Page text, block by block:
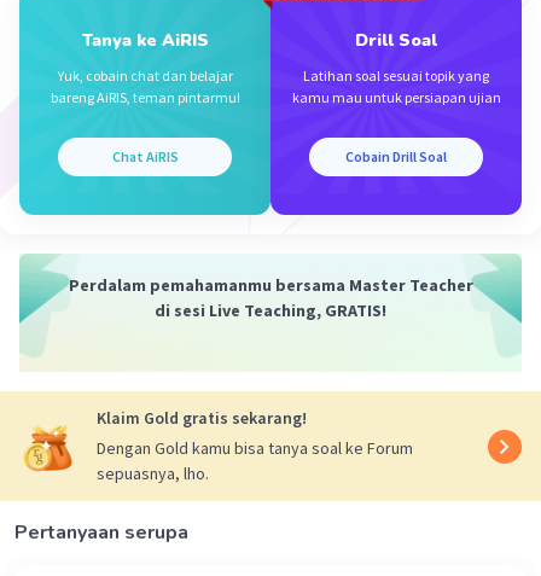
Tanya ke AiRIS
Yuk, cobain chat dan belajar
bareng AiRIS, teman pintarmu!
Chat AiRIS
Drill Soal
Latihan soal sesuai topik yang
kamu mau untuk persiapan ujian
Cobain Drill Soal
Perdalam pemahamanmu bersama Master Teacher
di sesi Live Teaching, GRATIS!
Klaim Gold gratis sekarang!
Dengan Gold kamu bisa tanya soal ke Forum
sepuasnya, lho.
Pertanyaan serupa